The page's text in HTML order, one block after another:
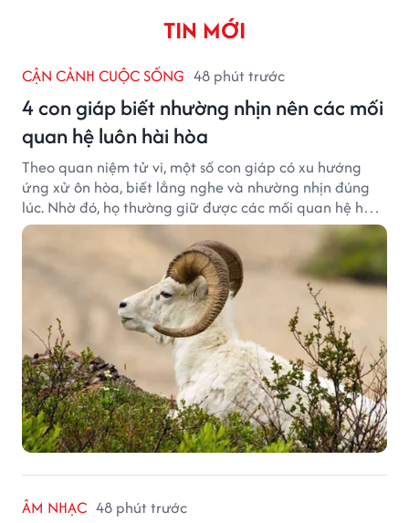
TIN MỚI
CẬN CẢNH CUỘC SỐNG 48 phút trước
4 con giáp biết nhường nhịn nên các mối
quan hệ luôn hài hòa
Theo quan niệm tử vi, một số con giáp có xu hướng
ứng xử ôn hòa, biết lắng nghe và nhường nhịn đúng
lúc. Nhờ đó, họ thường giữ được các mối quan hệ hài
hòa và nhận được sự yêu mến từ những người xung
ÂM NHẠC 48 phút trước